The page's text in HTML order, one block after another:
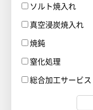
ソルト焼入れ
真空浸炭焼入れ
焼鈍
窒化処理
総合加工サービス